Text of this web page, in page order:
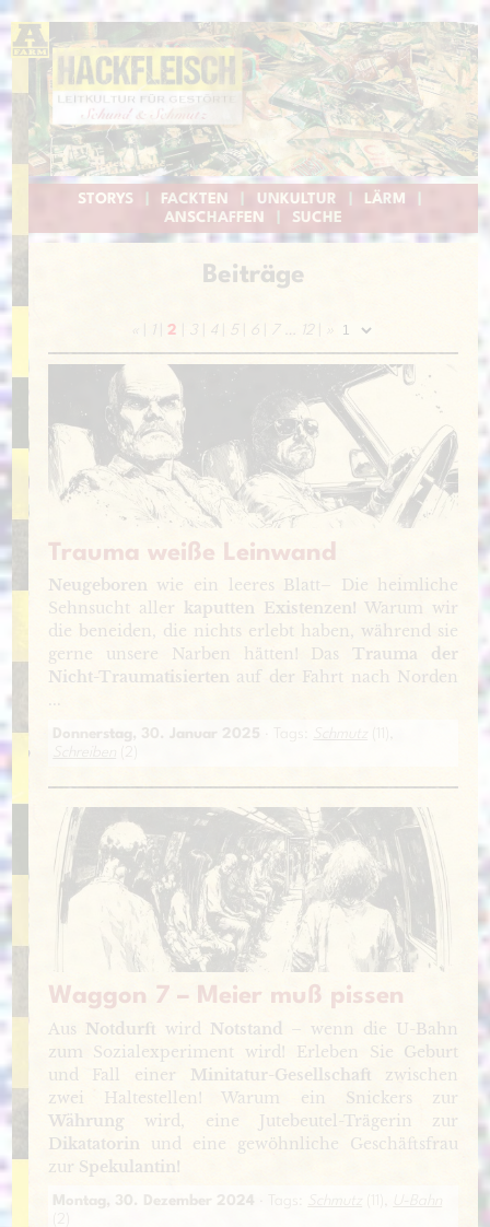
STORYS FACKTEN UNKULTUR LÄRM
ANSCHAFFEN
SUCHE
Beiträge
1| 2 3 4 5 6 … 12
Trauma weiße Leinwand
Neugeboren wie ein leeres Blatt– Die heimliche
Sehnsucht aller
kaputten Existenzen!
Warum wir
die beneiden, die nichts erlebt haben, während sie
gerne unsere Narben hätten! Das Trauma der
Nicht-Traumatisierten auf der Fahrt nach Norden
Donnerstag, 30. Januar 2025
Waggon 7 – Meier muß pissen
Aus Notdurft wird Notstand
– wenn die U-Bahn
zum Sozialexperiment wird! Erleben Sie Geburt
und Fall einer Minitatur-Gesellschaft zwischen
zwei Haltestellen! Warum ein Snickers zur
Währung wird, eine Jutebeutel-Trägerin zur
Dikatatorin und eine gewöhnliche Geschäftsfrau
zur Spekulantin!
Montag, 30. Dezember 2024